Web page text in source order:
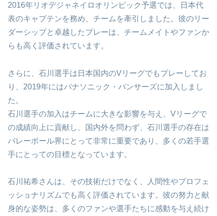
2016年リオデジャネイロオリンピック予選では、日本代
表のキャプテンを務め、チームを牽引しました。彼のリー
ダーシップと卓越したプレーは、チームメイトやファンか
らも高く評価されています。
さらに、石川選手は日本国内のVリーグでもプレーしてお
り、2019年にはパナソニック・パンサーズに加入しまし
た。
石川選手の加入はチームに大きな影響を与え、Vリーグで
の成績向上に貢献し、国内外を問わず、石川選手の存在は
バレーボール界にとって非常に重要であり、多くの若手選
手にとっての目標となっています。
石川祐希さんは、その技術だけでなく、人間性やプロフェ
ッショナリズムでも高く評価されています。彼の努力と献
身的な姿勢は、多くのファンや選手たちに感動を与え続け